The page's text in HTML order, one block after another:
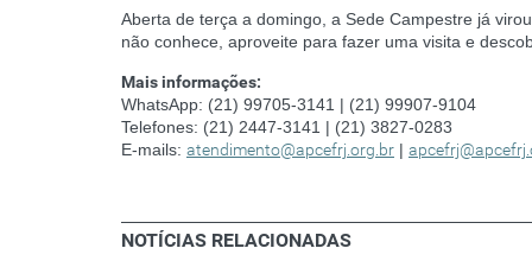
Aberta de terça a domingo, a Sede Campestre já
não conhece, aproveite para fazer uma visita e
Mais informações:
WhatsApp: (21) 99705-3141 | (21) 99907-9104
Telefones: (21) 2447-3141 | (21) 3827-0283
E-mails: atendimento@apcefrj.org.br |
NOTÍCIAS RELACIONADAS